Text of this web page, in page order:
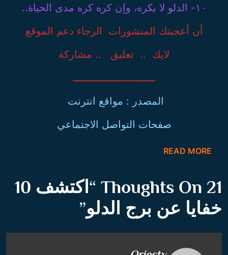
١٠- الدلو لا يكره، وإن كره كره مدى الحياة..
أن أعجبتك المنشورات الرجاء دعم الموقع
لايك .. تعليق .. مشاركة
ـــــــــــــــــــــــــــ
المصدر : مواقع انترنت
صفحات التواصل الاجتماعي
READ MORE
21 Thoughts On “
اكتشف 10
خفايا عن برج الدلو”